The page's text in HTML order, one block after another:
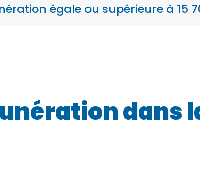
égale ou supérieure à 15
dans